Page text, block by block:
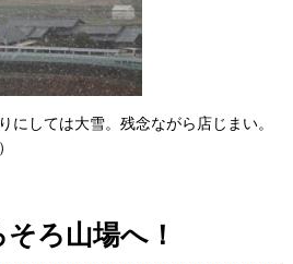
にしては大雪。残念ながら店じまい。
ろ山場へ！